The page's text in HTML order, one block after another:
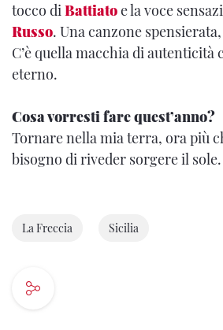
tocco diBattiatoe la voce
Russo. Una canzone
C’è quella macchia di autenticità
eterno.
Cosa vorresti fare quest’anno?
Tornare nella mia terra, ora più
bisogno di riveder sorgere il sole.
La Freccia Sicilia